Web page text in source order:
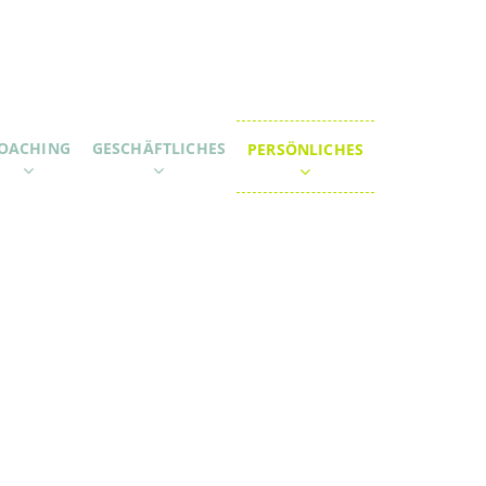
GESCHÄFTLICHES PERSÖNLICHES